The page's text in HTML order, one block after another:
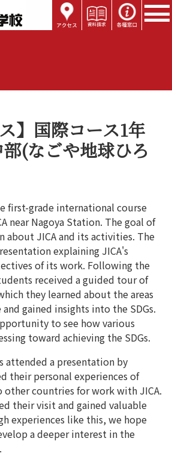
】国際コース1年
(なごや地球ひろ
first-grade international course
near Nagoya Station. The goal of
about JICA and its activities. The
explaining JICA's
of its work. Following the
received a guided tour of
they learned about the areas
gained insights into the SDGs.
to see how various
toward achieving the SDGs.
attended a presentation by
their personal experiences of
other countries for work with JICA.
their visit and gained valuable
experiences like this, we hope
a deeper interest in the